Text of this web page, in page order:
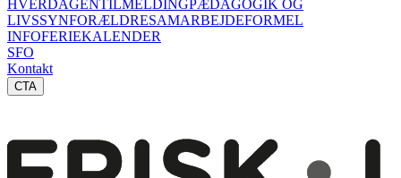
HVERDAGENTILMELDINGPÆDAGOGIK OG
LIVSSYNFORÆLDRESAMARBEJDEFORMEL
INFOFERIEKALENDER
SFO
Kontakt
CTA